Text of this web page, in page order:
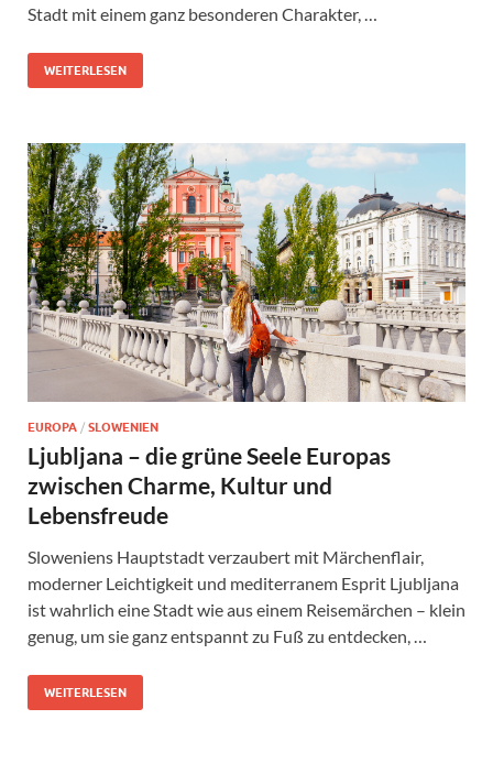
Stadt mit einem ganz besonderen Charakter, …
WEITERLESEN
EUROPA / SLOWENIEN
Ljubljana – die grüne Seele Europas
zwischen Charme, Kultur und
Lebensfreude
Sloweniens Hauptstadt verzaubert mit Märchenflair,
moderner Leichtigkeit und mediterranem Esprit Ljubljana
ist wahrlich eine Stadt wie aus einem Reisemärchen – klein
genug, um sie ganz entspannt zu Fuß zu entdecken, …
WEITERLESEN